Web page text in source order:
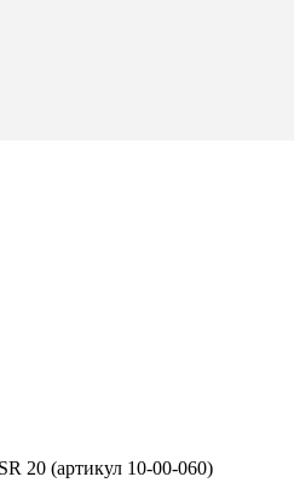
20 (артикул 10-00-060)